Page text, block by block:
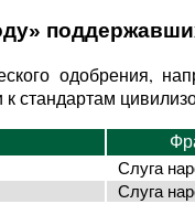
одобрения,
Слуга
Слуга